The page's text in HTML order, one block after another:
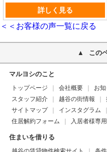
詳しく見る
＜＜お客様の声一覧に戻る
この
マルヨシのこと
トップページ 会社概要 お
スタッフ紹介
越谷の街情報
サイトマップ
インスタグラム
住居解約フォーム
入居者様専
住まいを借りる